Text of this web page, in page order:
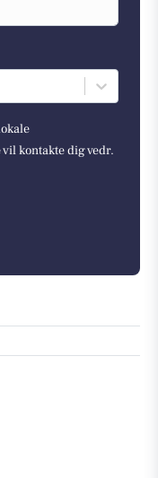
kontakte dig vedr.